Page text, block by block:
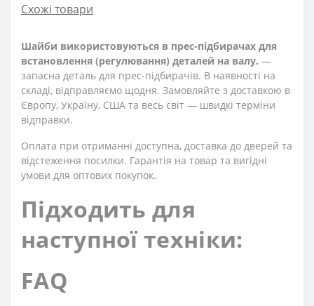
Схожі товари
Шайби використовуються в прес-підбирачах для
встановлення (регулювання) деталей на валу. —
запасна деталь для прес-підбирачів. В наявності на
складі, відправляємо щодня. Замовляйте з доставкою в
Європу, Україну, США та весь світ — швидкі терміни
відправки.
Оплата при отриманні доступна, доставка до дверей та
відстеження посилки. Гарантія на товар та вигідні
умови для оптових покупок.
Підходить для
наступної техніки:
FAQ